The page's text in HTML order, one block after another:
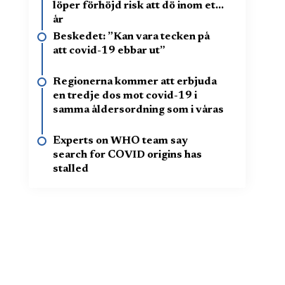
löper förhöjd risk att dö inom ett
år
Beskedet: ”Kan vara tecken på
att covid-19 ebbar ut”
Regionerna kommer att erbjuda
en tredje dos mot covid-19 i
samma åldersordning som i våras
Experts on WHO team say
search for COVID origins has
stalled